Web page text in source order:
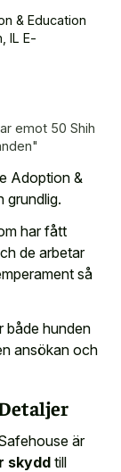
& Education
IL E-
emot 50 Shih
Adoption &
grundlig.
har fått
de arbetar
så
både hunden
ansökan och
är
skydd till